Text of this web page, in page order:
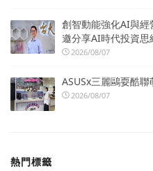
創智動能強化AI與
邀分享AI時代投資思
2026/08/07
ASUSx三麗鷗耍酷
2026/08/07
熱門標籤